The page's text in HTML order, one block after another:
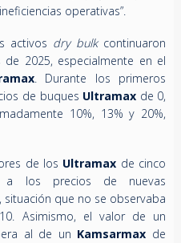
operativas”.
activos dry bulkcontinuaron
2025, especialmente en el
. Durante los primeros
de buques Ultramax de 0,
10%, 13% y 20%,
de los Ultramax de cinco
a los precios de nuevas
situación que no se observaba
Asimismo, el valor de un
al de un Kamsarmax de